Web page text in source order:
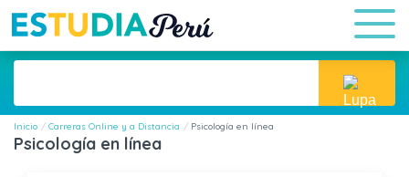
Inicio Carreras Online y a Distancia Psicología en línea
Psicología en línea